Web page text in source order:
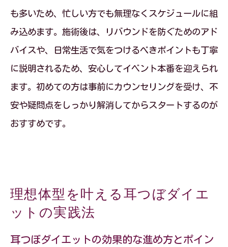
も多いため、忙しい方でも無理なくスケジュールに組
み込めます。施術後は、リバウンドを防ぐためのアド
バイスや、日常生活で気をつけるべきポイントも丁寧
に説明されるため、安心してイベント本番を迎えられ
ます。初めての方は事前にカウンセリングを受け、不
安や疑問点をしっかり解消してからスタートするのが
おすすめです。
理想体型を叶える耳つぼダイエ
ットの実践法
耳つぼダイエットの効果的な進め方とポイン